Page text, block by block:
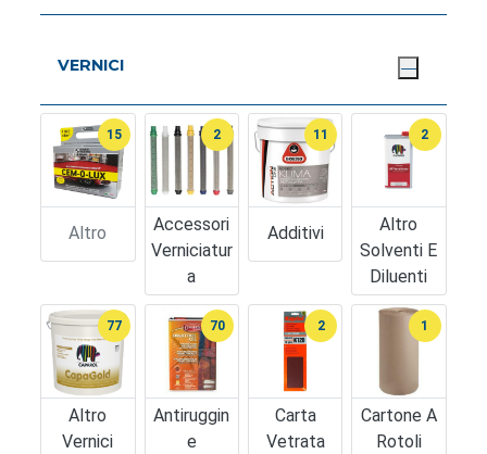
VERNICI
Altro
15
Accessori
Verniciatur
A
2
Additivi
11
Altro
Solventi E
Diluenti
2
Altro
Vernici
77
Antiruggin
E
70
Carta
Vetrata
2
Cartone A
Rotoli
1